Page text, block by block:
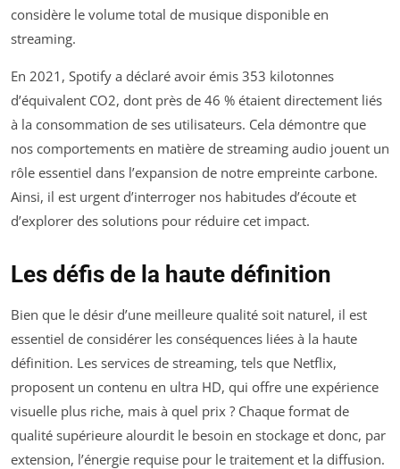
considère le volume total de musique disponible en
streaming.
En 2021, Spotify a déclaré avoir émis 353 kilotonnes
d’équivalent CO2, dont près de 46 % étaient directement liés
à la consommation de ses utilisateurs. Cela démontre que
nos comportements en matière de streaming audio jouent un
rôle essentiel dans l’expansion de notre empreinte carbone.
Ainsi, il est urgent d’interroger nos habitudes d’écoute et
d’explorer des solutions pour réduire cet impact.
Les défis de la haute définition
Bien que le désir d’une meilleure qualité soit naturel, il est
essentiel de considérer les conséquences liées à la haute
définition. Les services de streaming, tels que Netflix,
proposent un contenu en ultra HD, qui offre une expérience
visuelle plus riche, mais à quel prix ? Chaque format de
qualité supérieure alourdit le besoin en stockage et donc, par
extension, l’énergie requise pour le traitement et la diffusion.